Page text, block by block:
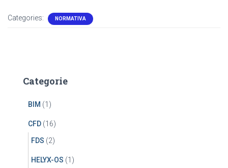
Categories: NORMATIVA
Categorie
BIM (1)
CFD (16)
FDS (2)
HELYX-OS (1)